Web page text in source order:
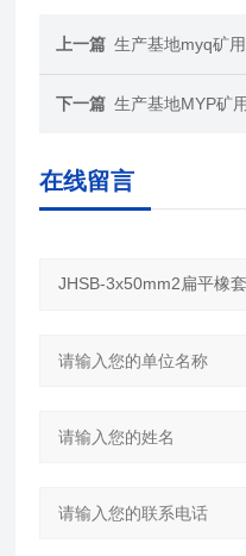
上一篇 生产基地myq矿用
下一篇 生产基地MYP矿用
在线留言